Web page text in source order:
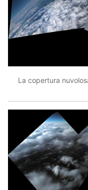
La copertura